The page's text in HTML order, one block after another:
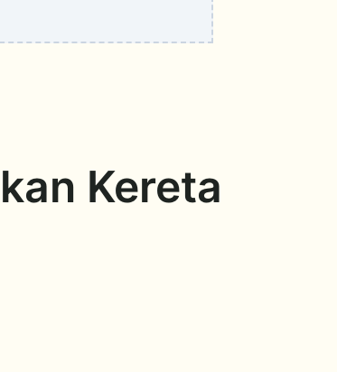
Kereta